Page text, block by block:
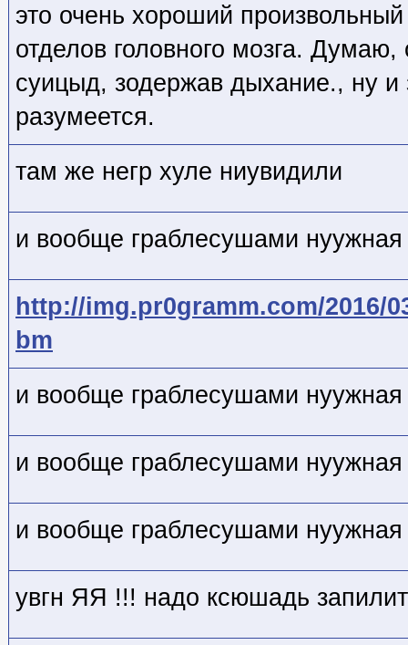
это очень хороший
отделов головного мозга.
суицыд, зодержав дыхание., ну и
разумеется.
там же негр хуле ниувидили
и вообще граблесушами
http://img.pr0gramm.com/2016/
bm
и вообще граблесушами
и вообще граблесушами
и вообще граблесушами
увгн ЯЯ !!! надо ксюшадь